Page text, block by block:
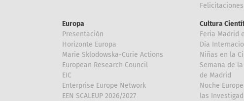
Felicitaciones
Europa
Presentación
Horizonte Europa
Marie Sklodowska-Curie Actions
European Research Council
EIC
Enterprise Europe Network
EEN SCALEUP 2026/2027
Cultura
Feria Madrid
Día
Niñas en la
Semana de
de Madrid
Noche
las